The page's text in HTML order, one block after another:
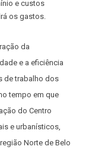
e custos
os gastos.
da
e a eficiência
de trabalho dos
tempo em que
do Centro
e urbanísticos,
Norte de Belo